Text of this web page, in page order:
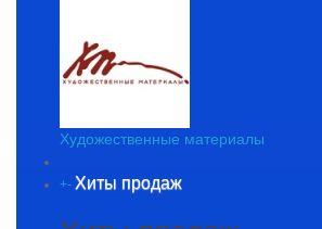
Художественные материалы
+- Хиты продаж